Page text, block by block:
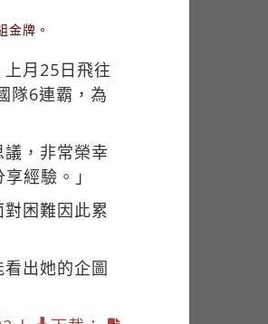
金牌。
月25日飛往
隊6連霸，為
，非常榮幸
經驗。」
困難因此累
出她的企圖